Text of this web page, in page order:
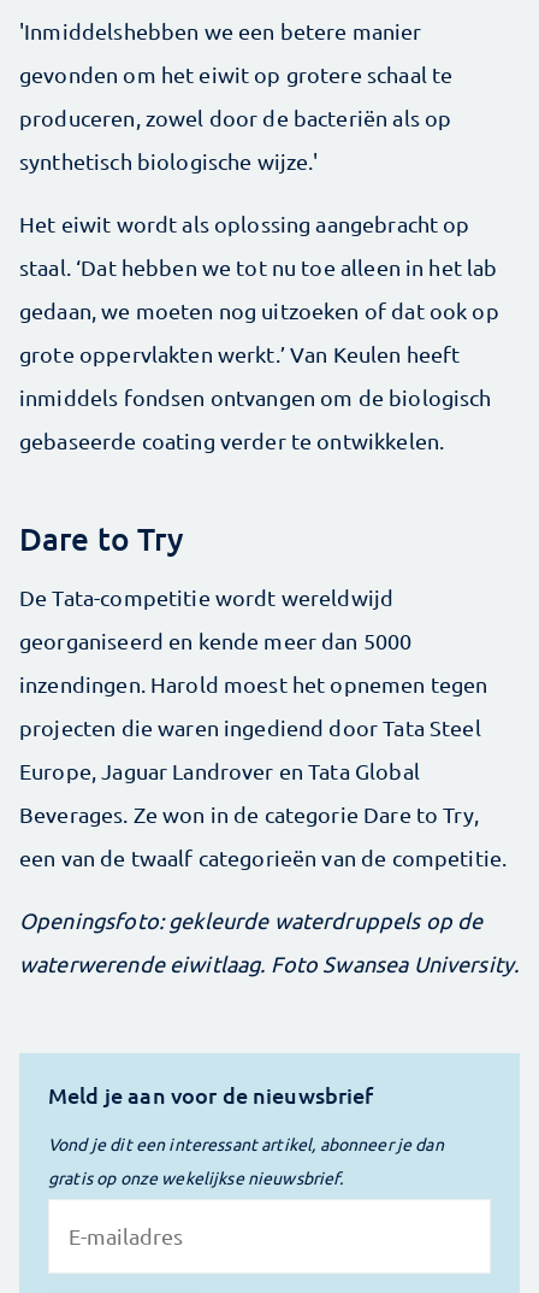
'Inmiddelshebben we een betere manier
gevonden om het eiwit op grotere schaal te
produceren, zowel door de bacteriën als op
synthetisch biologische wijze.'
Het eiwit wordt als oplossing aangebracht op
staal. ‘Dat hebben we tot nu toe alleen in het lab
gedaan, we moeten nog uitzoeken of dat ook op
grote oppervlakten werkt.’ Van Keulen heeft
inmiddels fondsen ontvangen om de biologisch
gebaseerde coating verder te ontwikkelen.
Dare to Try
De Tata-competitie wordt wereldwijd
georganiseerd en kende meer dan 5000
inzendingen. Harold moest het opnemen tegen
projecten die waren ingediend door Tata Steel
Europe, Jaguar Landrover en Tata Global
Beverages. Ze won in de categorie Dare to Try,
een van de twaalf categorieën van de competitie.
Openingsfoto: gekleurde waterdruppels op de
waterwerende eiwitlaag. Foto Swansea University.
Meld je aan voor de nieuwsbrief
Vond je dit een interessant artikel, abonneer je dan
gratis op onze wekelijkse nieuwsbrief.